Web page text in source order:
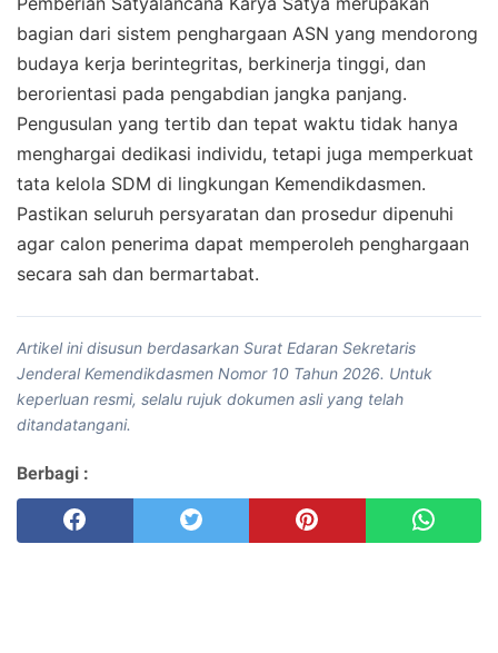
bagian dari sistem penghargaan ASN yang mendorong
budaya kerja berintegritas, berkinerja tinggi, dan
berorientasi pada pengabdian jangka panjang.
Pengusulan yang tertib dan tepat waktu tidak hanya
menghargai dedikasi individu, tetapi juga memperkuat
tata kelola SDM di lingkungan Kemendikdasmen.
Pastikan seluruh persyaratan dan prosedur dipenuhi
agar calon penerima dapat memperoleh penghargaan
secara sah dan bermartabat.
Artikel ini disusun berdasarkan Surat Edaran Sekretaris
Jenderal Kemendikdasmen Nomor 10 Tahun 2026. Untuk
keperluan resmi, selalu rujuk dokumen asli yang telah
ditandatangani.
Berbagi :